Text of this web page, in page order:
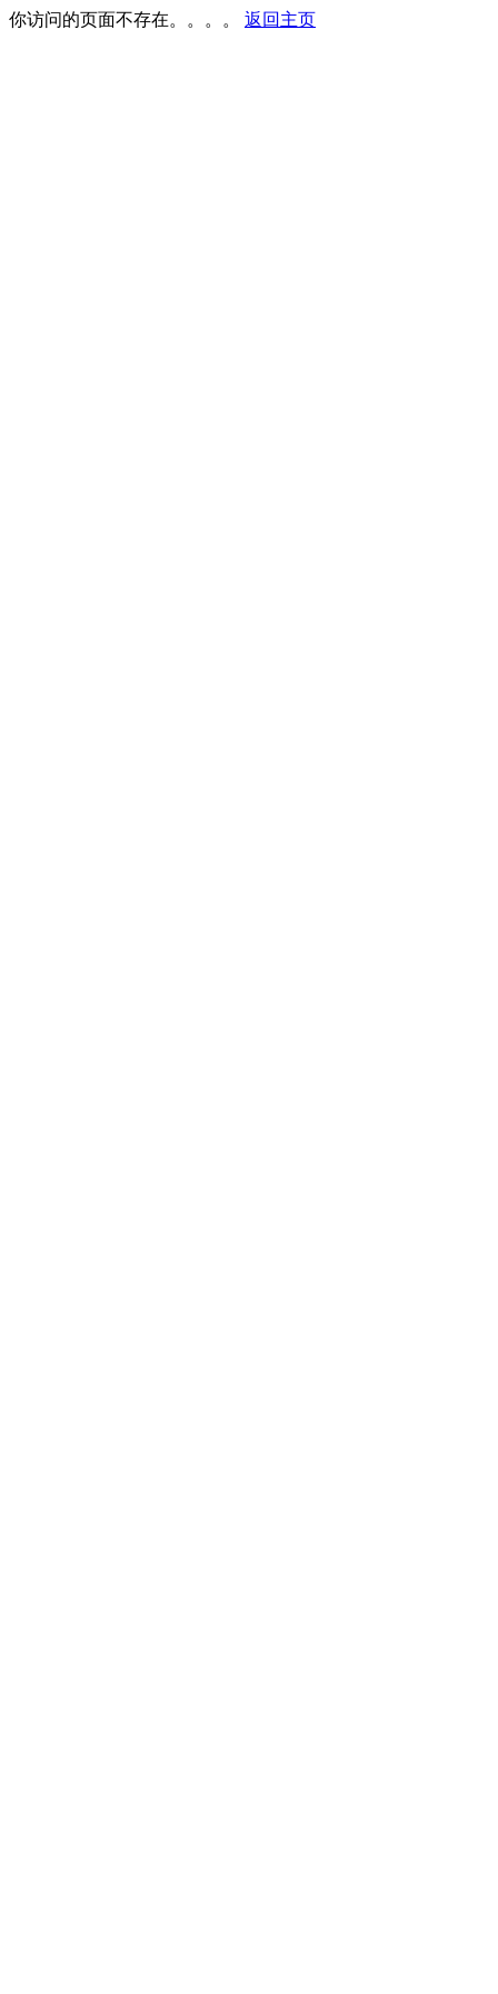
你访问的页面不存在。。。。 返回主页